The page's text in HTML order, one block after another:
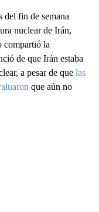
del fin de semana
nuclear de Irán,
compartió la
de que Irán estaba
a pesar de que las
que aún no